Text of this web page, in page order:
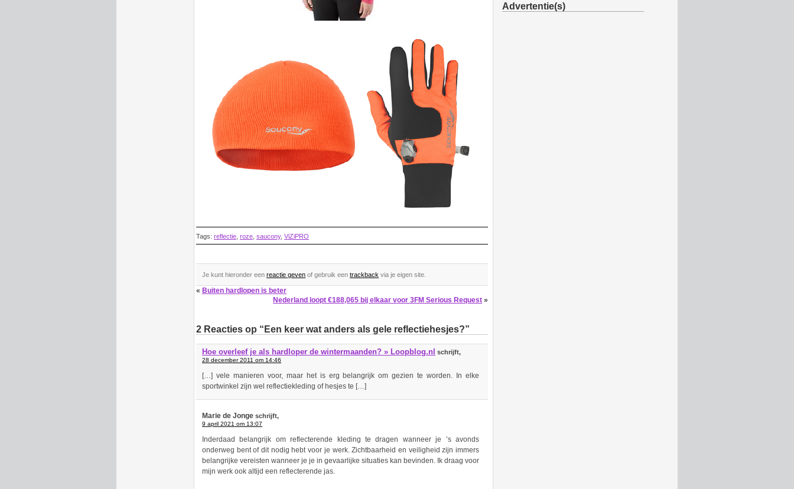
Tags: reflectie roze saucony, ViZiPRO
Je kunt hieronder een reactie geven of gebruik een trackback via je eigen site.
« Buiten hardlopen is beter
Nederland loopt €188,065 bij elkaar voor 3FM Serious Request »
2 Reacties op “Een keer wat anders als gele reflectiehesjes?”
Hoe overleef je als hardloper de wintermaanden? » Loopblog.nl schrijft,
28 december 2011 om 14:46
[…] vele manieren voor, maar het is erg belangrijk om gezien te worden. In elke
sportwinkel zijn wel reflectiekleding of hesjes te […]
Marie de Jonge schrijft,
9 april 2021 om 13:07
Inderdaad belangrijk om reflecterende kleding te dragen wanneer je ’s avonds
onderweg bent of dit nodig hebt voor je werk. Zichtbaarheid en veiligheid zijn immers
belangrijke vereisten wanneer je je in gevaarlijke situaties kan bevinden. Ik draag voor
mijn werk ook altijd een reflecterende jas.
Advertentie(s)